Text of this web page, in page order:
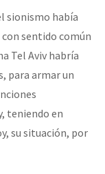
sionismo había
sentido común
Tel Aviv habría
para armar un
teniendo en
su situación, por